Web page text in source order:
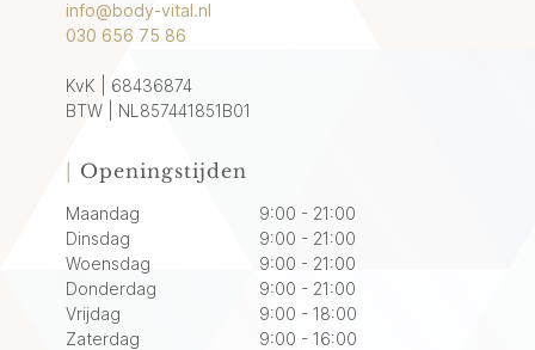
info@body-vital.nl
030 656 75 86
KvK | 68436874
BTW | NL857441851B01
Openingstijden
Maandag
9:00 - 21:00
Dinsdag
9:00 - 21:00
Woensdag
9:00 - 21:00
Donderdag
9:00 - 21:00
Vrijdag
9:00 - 18:00
Zaterdag
9:00 - 16:00